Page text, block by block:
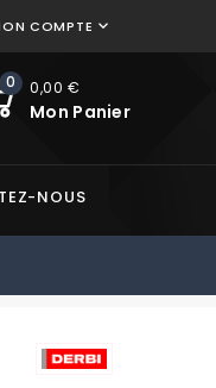
COMPTE 
0 0,00 €
Mon Panier
NOUS